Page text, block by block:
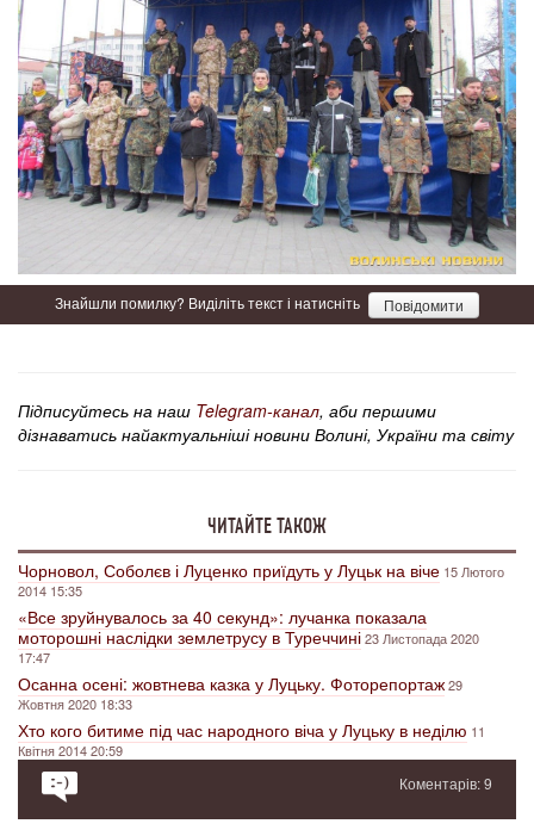
Знайшли помилку? Виділіть текст і натисніть Повідомити
Підписуйтесь на наш Telegram-канал, аби першими
дізнаватись найактуальніші новини Волині, України та світу
ЧИТАЙТЕ ТАКОЖ
Чорновол, Соболєв і Луценко приїдуть у Луцьк на віче 15 Лютого
2014 15:35
«Все зруйнувалось за 40 секунд»: лучанка показала
моторошні наслідки землетрусу в Туреччині23 Листопада 2020
17:47
Осанна осені: жовтнева казка у Луцьку. Фоторепортаж29
Жовтня 2020 18:33
Хто кого битиме під час народного віча у Луцьку в неділю 11
Квітня 2014 20:59
Коментарів: 9